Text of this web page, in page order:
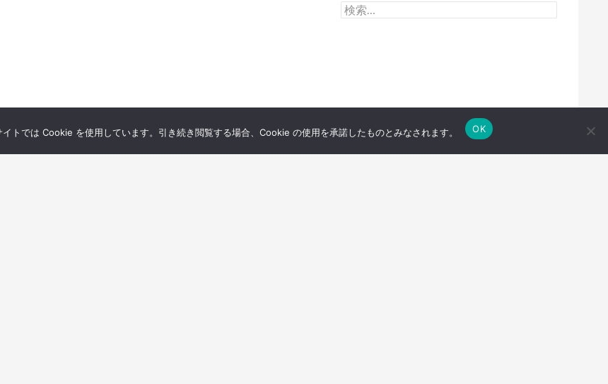
検
索:
トでは Cookie を使用しています。引き続き閲覧する場合、Cookie の使用を承諾したものとみなされます。 OK